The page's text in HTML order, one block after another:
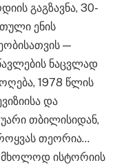
გაგზავნა, 30-
ენის
—
ნაცვლად
1978 წლის
და
თბილისიდან,
თეორია…
მხოლოდ ისტორიის